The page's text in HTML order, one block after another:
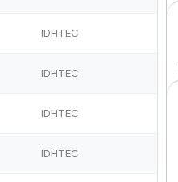
IDHTEC
IDHTEC
IDHTEC
IDHTEC